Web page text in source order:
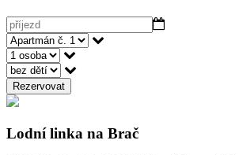
Rezervovat
Lodní linka na Brač